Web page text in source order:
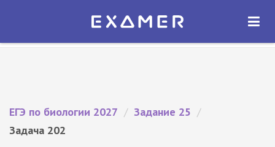
Экзамер — ЕГЭ 2027
ОТКРЫТЬ
ЕГЭ по биологии 2027 / Задание 25 /
Задача 202